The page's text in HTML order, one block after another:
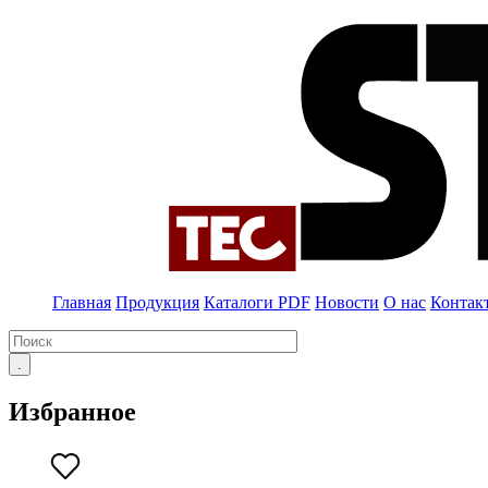
Главная Продукция Каталоги PDF Новости О нас
Избранное